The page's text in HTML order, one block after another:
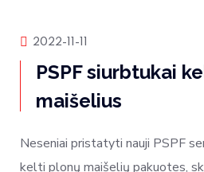
Produktų naujienos
2022-11-11
PSPF siurbtukai
maišelius
Neseniai pristatyti nauji PSPF
kelti plonų maišelių pakuotes,